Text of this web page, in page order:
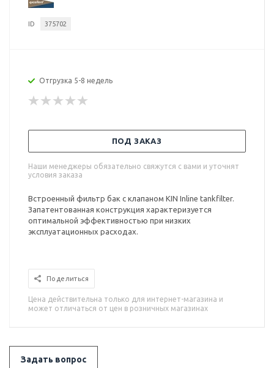
ID 375702
Отгрузка 5-8 недель
ПОД ЗАКАЗ
Наши менеджеры обязательно свяжутся с вами и уточнят
условия заказа
Встроенный фильтр бак с клапаном KIN Inline tankfilter.
Запатентованная конструкция характеризуется
оптимальной эффективностью при низких
эксплуатационных расходах.
Поделиться
Цена действительна только для интернет-магазина и
может отличаться от цен в розничных магазинах
Задать вопрос